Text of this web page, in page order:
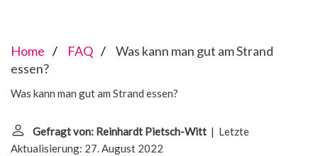
Home FAQ
Was kann man gut am Strand
essen?
Was kann man gut am Strand essen?
Gefragt von: Reinhardt Pietsch-Witt | Letzte
Aktualisierung: 27. August 2022